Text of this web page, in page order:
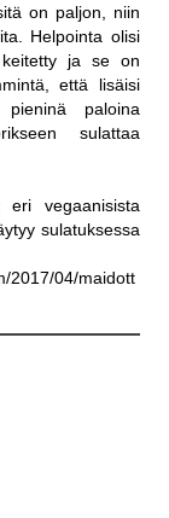
on paljon, niin
Helpointa olisi
ja se on
että lisäisi
paloina
sulattaa
vegaanisista
sulatuksessa
2017/04/maidott